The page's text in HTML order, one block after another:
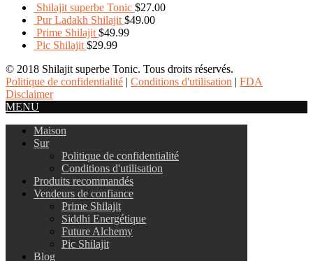
Shilajit superbe Tonic $27.00
Pur Ladakh Shilajit $49.00
Prime Shilajit $49.99
Pic Shilajit $29.99
© 2018 Shilajit superbe Tonic. Tous droits réservés.
Politique de confidentialité | Conditions d'utilisation | FDA
Disclaimer
MENU
Maison
Sur
Politique de confidentialité
Conditions d'utilisation
Produits recommandés
Vendeurs de confiance
Prime Shilajit
Siddhi Energétique
Future Alchemy
Pic Shilajit
Blog